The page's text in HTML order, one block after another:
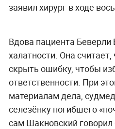
заявил хирург в ходе
Вдова пациента Беверли
халатности. Она
скрыть ошибку, чтобы
ответственности. При
материалам дела,
селезёнку погибшего
сам Шакновский говорил